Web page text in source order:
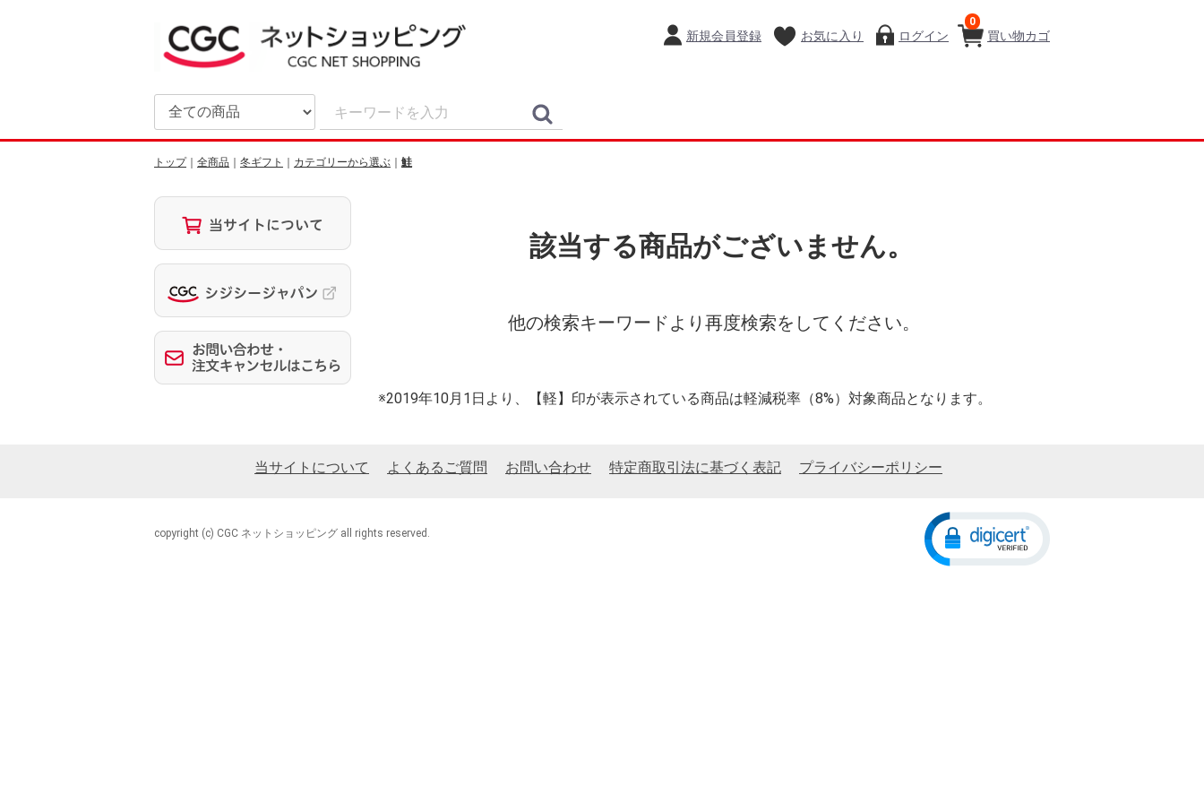
買い物カゴ
0
新規会員登録 お気に入り ログイン
トップ 全商品 冬ギフト カテゴリーから選ぶ 鮭
該当する商品がございません。
他の検索キーワードより再度検索をしてください。
※2019年10月1日より、【軽】印が表示されている商品は軽減税率（8%）対象商品となります。
当サイトについて よくあるご質問 お問い合わせ 特定商取引法に基づく表記 プライバシーポリシー
copyright (c) CGC ネットショッピング all rights reserved.